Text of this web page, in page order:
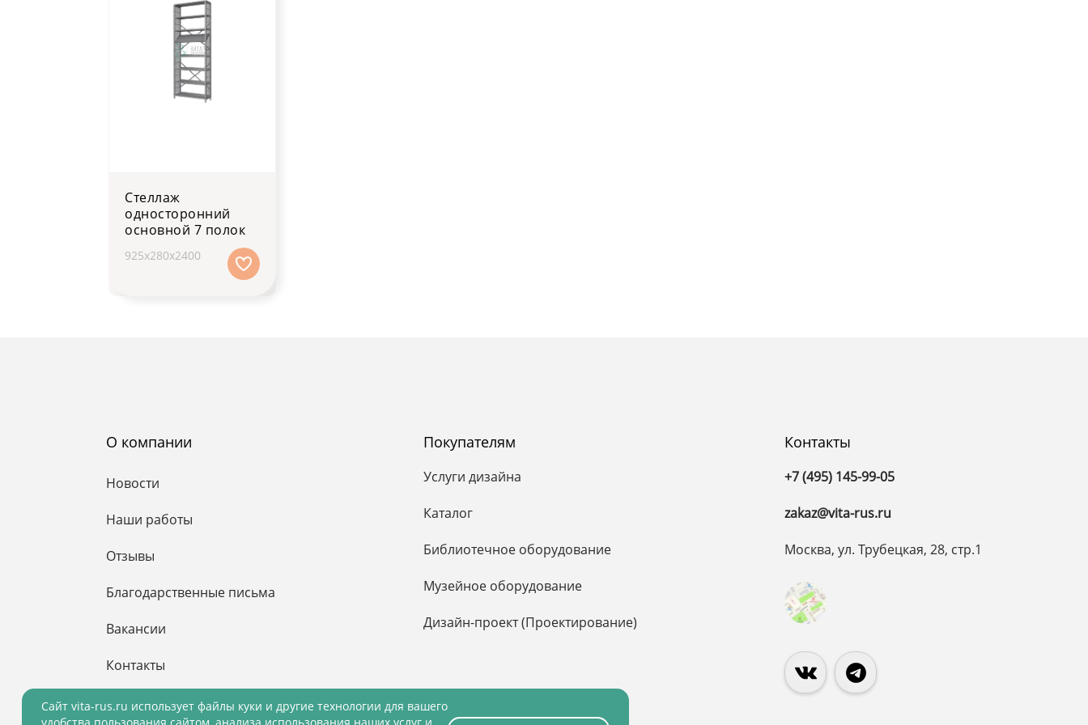
Стеллаж
односторонний
основной 7 полок
925х280х2400
О компании
Новости
Наши работы
Отзывы
Благодарственные письма
Вакансии
Контакты
Покупателям
Услуги дизайна
Каталог
Библиотечное оборудование
Музейное оборудование
Дизайн-проект (Проектирование)
Контакты
+7 (495) 145-99-05
zakaz@vita-rus.ru
Москва, ул. Трубецкая, 28, стр.1
Cайт vita-rus.ru использует файлы куки и другие технологии для вашего